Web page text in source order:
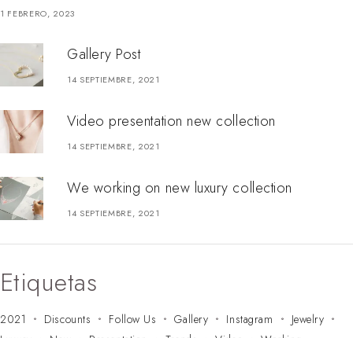
1 FEBRERO, 2023
Gallery Post
14 SEPTIEMBRE, 2021
Video presentation new collection
14 SEPTIEMBRE, 2021
We working on new luxury collection
14 SEPTIEMBRE, 2021
Etiquetas
2021 Discounts Follow Us Gallery Instagram
Jewelry